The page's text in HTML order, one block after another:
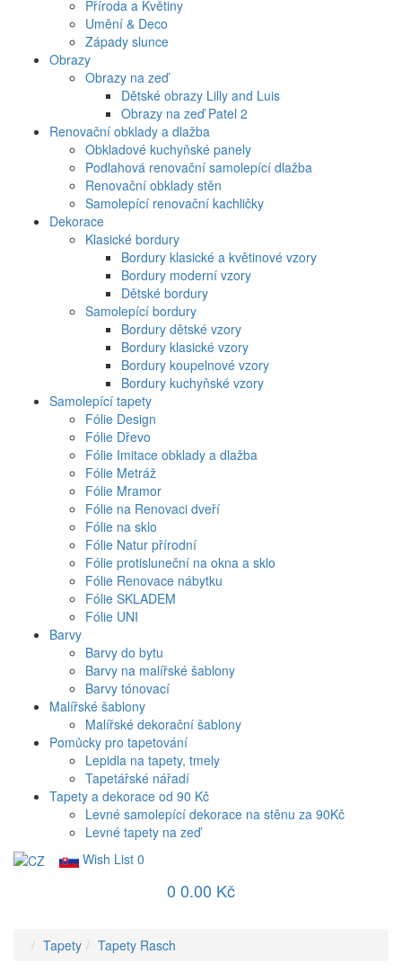
Příroda a Květiny
Umění & Deco
Západy slunce
Obrazy
Obrazy na zeď
Dětské obrazy Lilly and Luis
Obrazy na zeď Patel 2
Renovační obklady a dlažba
Obkladové kuchyňské panely
Podlahová renovační samolepící dlažba
Renovační obklady stěn
Samolepící renovační kachličky
Dekorace
Klasické bordury
Bordury klasické a květinové vzory
Bordury moderní vzory
Dětské bordury
Samolepící bordury
Bordury dětské vzory
Bordury klasické vzory
Bordury koupelnové vzory
Bordury kuchyňské vzory
Samolepící tapety
Fólie Design
Fólie Dřevo
Fólie Imitace obklady a dlažba
Fólie Metráž
Fólie Mramor
Fólie na Renovaci dveří
Fólie na sklo
Fólie Natur přírodní
Fólie protisluneční na okna a sklo
Fólie Renovace nábytku
Fólie SKLADEM
Fólie UNI
Barvy
Barvy do bytu
Barvy na malířské šablony
Barvy tónovací
Malířské šablony
Malířské dekorační šablony
Pomůcky pro tapetování
Lepidla na tapety, tmely
Tapetářské nářadí
Tapety a dekorace od 90 Kč
Levné samolepící dekorace na stěnu za 90Kč
Levné tapety na zeď
Wish List 0
0 0.00 Kč
Tapety Tapety Rasch